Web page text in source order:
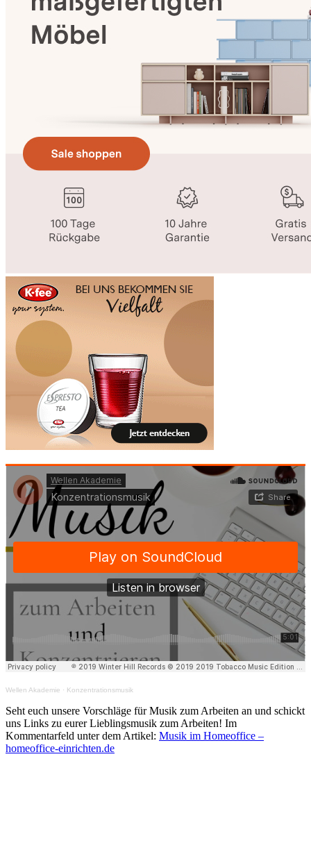
Wellen Akademie · Konzentrationsmusik
Seht euch unsere Vorschläge für Musik zum Arbeiten an und schickt
uns Links zu eurer Lieblingsmusik zum Arbeiten! Im
Kommentarfeld unter dem Artikel: Musik im Homeoffice –
homeoffice-einrichten.de